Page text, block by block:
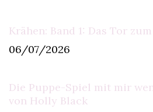
Krähen: Band 1: Das Tor
06/07/2026
Die Puppe-Spiel mit mir
von Holly Black